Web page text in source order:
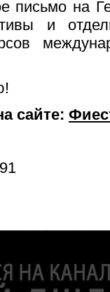
письмо на
и
сайте: